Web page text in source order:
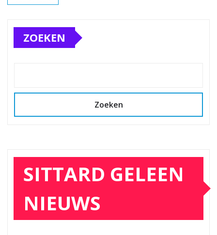
ZOEKEN
Zoeken
SITTARD GELEEN
NIEUWS